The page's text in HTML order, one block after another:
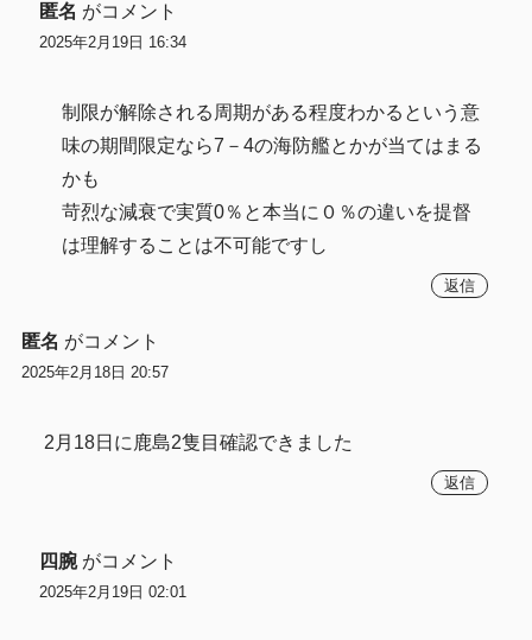
匿名 がコメント
2025年2月19日 16:34
制限が解除される周期がある程度わかるという意
味の期間限定なら7－4の海防艦とかが当てはまる
かも
苛烈な減衰で実質0％と本当に０％の違いを提督
は理解することは不可能ですし
返信
匿名 がコメント
2025年2月18日 20:57
2月18日に鹿島2隻目確認できました
返信
四腕 がコメント
2025年2月19日 02:01